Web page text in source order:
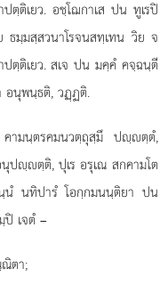
ตฺติเยว. อชฺโฌกาเส ปน ทูเรปิ
มฺมสฺสวนาโรจนสทฺเทน วิย จ
ตฺติเยว. สเจ ปน มคฺคํ คจฺฉนฺตี
อนุพนฺธติ, วฏฺฏติ.
มนฺตรคมนวตฺถุสฺมึ ปฺตฺตํ,
นุปฺตฺติ, ปุเร อรุเณ สกคามโต
นํ นทิปารํ โอกฺกมนนฺติยา ปน
ปิ เจตํ –
ตา;